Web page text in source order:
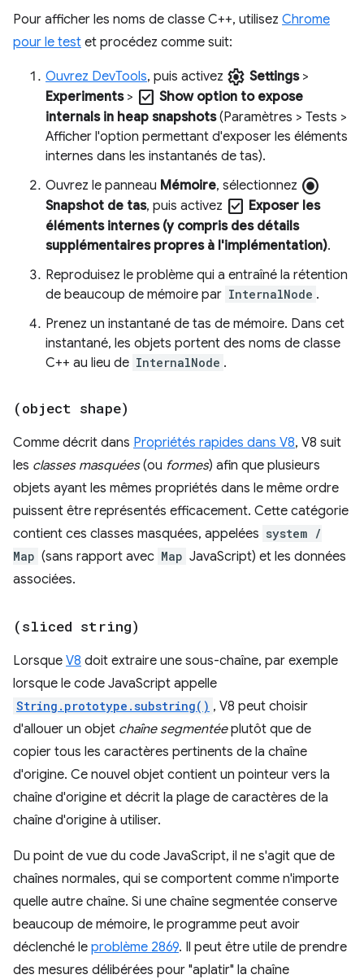
Pour afficher les noms de classe C++, utilisez Chrome
pour le test et procédez comme suit:
Ouvrez DevTools, puis activez settings Settings>
Experiments> check_box Show option to expose
internals in heap snapshots(Paramètres > Tests >
Afficher l'option permettant d'exposer les éléments
internes dans les instantanés de tas).
Ouvrez le panneau Mémoire, sélectionnez radio_button_checked
Snapshot de tas, puis activez check_box Exposer les
éléments internes (y compris des détails
supplémentaires propres à l'implémentation).
Reproduisez le problème qui a entraîné la rétention
de beaucoup de mémoire par InternalNode .
Prenez un instantané de tas de mémoire. Dans cet
instantané, les objets portent des noms de classe
C++ au lieu de InternalNode .
(object shape)
Comme décrit dans Propriétés rapides dans V8, V8 suit
les classes masquées(ou formes) afin que plusieurs
objets ayant les mêmes propriétés dans le même ordre
puissent être représentés efficacement. Cette catégorie
contient ces classes masquées, appelées system /
Map (sans rapport avec Map JavaScript) et les données
associées.
(sliced string)
Lorsque V8 doit extraire une sous-chaîne, par exemple
lorsque le code JavaScript appelle
String.prototype.substring() , V8 peut choisir
d'allouer un objet chaîne segmentéeplutôt que de
copier tous les caractères pertinents de la chaîne
d'origine. Ce nouvel objet contient un pointeur vers la
chaîne d'origine et décrit la plage de caractères de la
chaîne d'origine à utiliser.
Du point de vue du code JavaScript, il ne s'agit que de
chaînes normales, qui se comportent comme n'importe
quelle autre chaîne. Si une chaîne segmentée conserve
beaucoup de mémoire, le programme peut avoir
déclenché le problème 2869. Il peut être utile de prendre
des mesures délibérées pour "aplatir" la chaîne